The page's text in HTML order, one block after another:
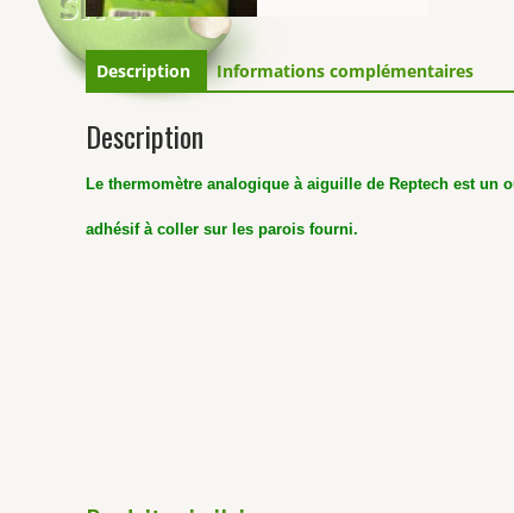
Description Informations complémentaires
Description
Le thermomètre analogique à aiguille de Reptech est
adhésif à coller sur les parois fourni.